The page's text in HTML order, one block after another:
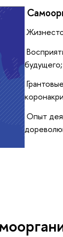
будущего;
Опыт